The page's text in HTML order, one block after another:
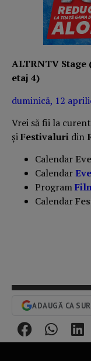
ALTRNTV Stage
etaj 4)
duminică, 12
Vrei să fii la
șiFestivaluri din
Calendar
Calendar
Program
Calendar
ADAUGĂ CA